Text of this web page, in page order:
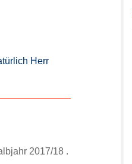
Herr
2017/18 .